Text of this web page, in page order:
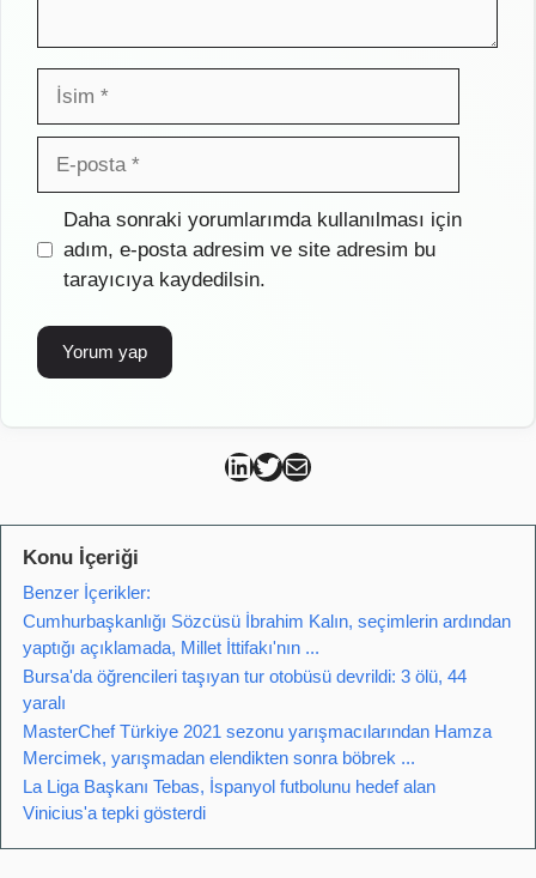
İsim
posta
İnternet
sitesi
Daha sonraki yorumlarımda kullanılması için
adım, e-posta adresim ve site adresim bu
tarayıcıya kaydedilsin.
Can Kütahya Linkedin
Can Kütahya Twitter
Can Kütahya Mail
Konu İçeriği
Benzer İçerikler:
Cumhurbaşkanlığı Sözcüsü İbrahim Kalın, seçimlerin ardından
yaptığı açıklamada, Millet İttifakı'nın ...
Bursa'da öğrencileri taşıyan tur otobüsü devrildi: 3 ölü, 44
yaralı
MasterChef Türkiye 2021 sezonu yarışmacılarından Hamza
Mercimek, yarışmadan elendikten sonra böbrek ...
La Liga Başkanı Tebas, İspanyol futbolunu hedef alan
Vinicius'a tepki gösterdi